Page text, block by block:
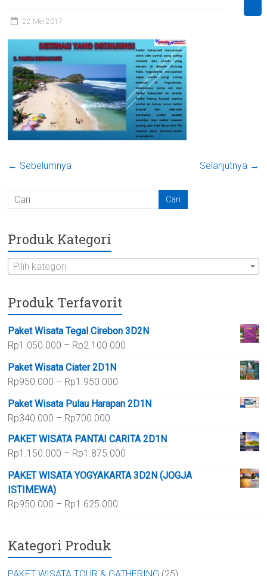
22 Mei 2017
← Sebelumnya Selanjutnya →
Produk Kategori
Pilih kategori
Produk Terfavorit
Paket Wisata Tegal Cirebon 3D2N
Rp1.050.000 – Rp2.100.000
Rp2.100.000
Paket Wisata Ciater 2D1N
Rp950.000 – Rp1.950.000
Rp950.000
Rp1.950.000
Paket Wisata Pulau Harapan 2D1N
Rp340.000 – Rp700.000
harga:
Rp340.000
hingga
Rp700.000
PAKET WISATA PANTAI CARITA 2D1N
Rp1.150.000 – Rp1.875.000
Rp1.150.000
PAKET WISATA YOGYAKARTA 3D2N (JOGJA
ISTIMEWA)
Rp950.000 – Rp1.625.000
Kategori Produk